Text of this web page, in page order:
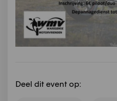
Deel dit event op: